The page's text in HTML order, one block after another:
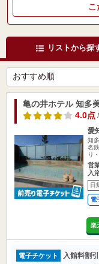
こ
リストから探
亀の井ホテル 知多
4.0点/
愛
知
名
り
営
入
日
電
楽
電子チケット 入館料割